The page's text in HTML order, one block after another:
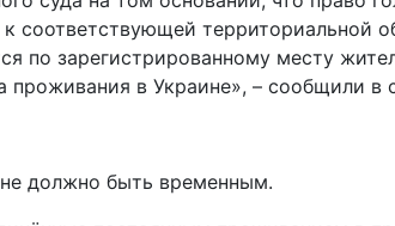
соответствующей территориальной
по зарегистрированному месту
в Украине», – сообщили в
должно быть временным.